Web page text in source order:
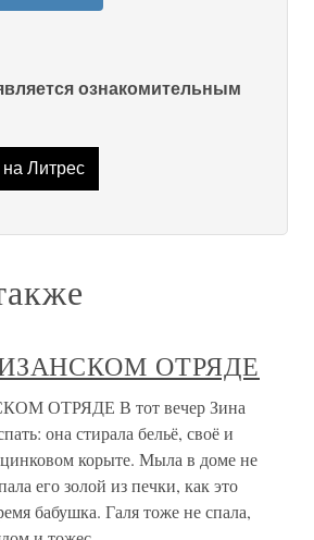
ознакомительным
Литрес
ОТРЯДЕ
ОТРЯДЕ В тот вечер Зина
она стирала бельё, своё и
корыте. Мыла в доме не
его золой из печки, как это
бабушка. Галя тоже не спала,